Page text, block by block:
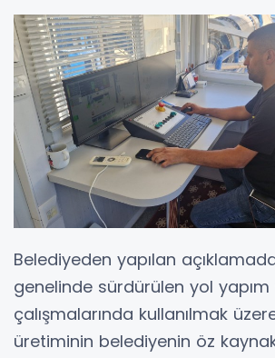
Belediyeden yapılan
genelinde sürdürülen yol yapım
çalışmalarında kullanılmak
üretiminin belediyenin öz